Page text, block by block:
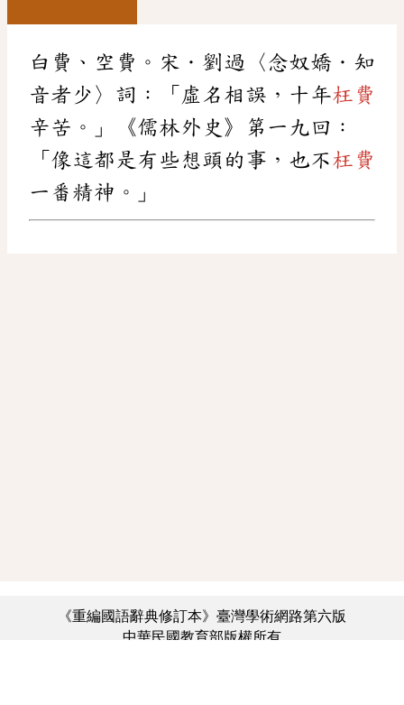
白費、空費。宋．劉過〈念奴嬌．知
音者少〉詞：「虛名相誤，十年枉費
辛苦。」《儒林外史》第一九回：
「像這都是有些想頭的事，也不枉費
一番精神。」
《重編國語辭典修訂本》臺灣學術網路第六版
中華民國教育部版權所有